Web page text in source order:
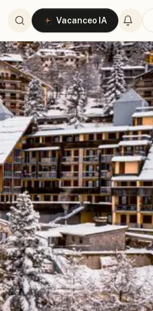
Vacanceo IA